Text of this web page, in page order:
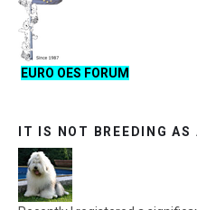
EURO OES FORUM
IT IS NOT BREEDING AS